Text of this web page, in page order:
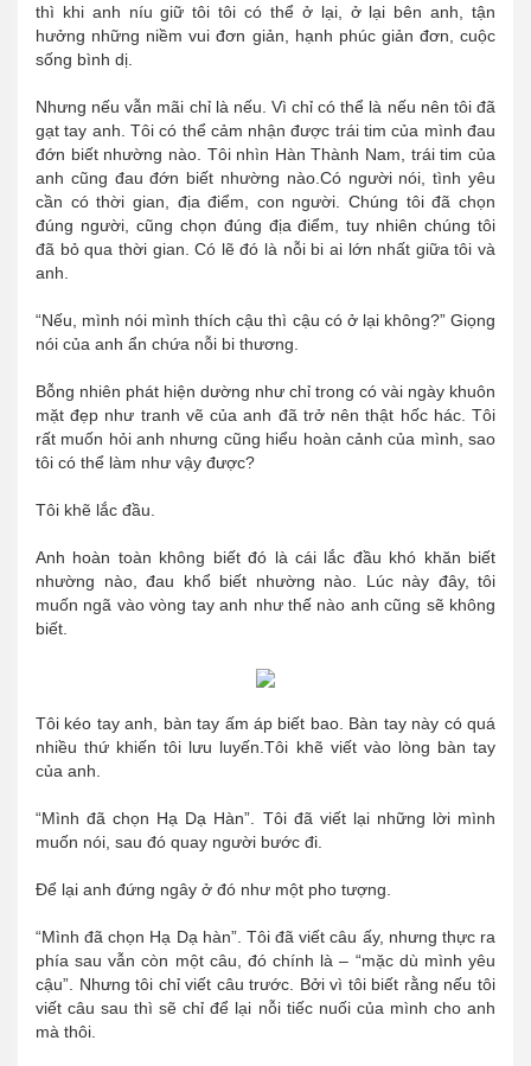
thì khi anh níu giữ tôi tôi có thể ở lại, ở lại bên anh, tận
hưởng những niềm vui đơn giản, hạnh phúc giản đơn, cuộc
sống bình dị.
Nhưng nếu vẫn mãi chỉ là nếu. Vì chỉ có thể là nếu nên tôi đã
gạt tay anh. Tôi có thể cảm nhận được trái tim của mình đau
đớn biết nhường nào. Tôi nhìn Hàn Thành Nam, trái tim của
anh cũng đau đớn biết nhường nào.Có người nói, tình yêu
cần có thời gian, địa điểm, con người. Chúng tôi đã chọn
đúng người, cũng chọn đúng địa điểm, tuy nhiên chúng tôi
đã bỏ qua thời gian. Có lẽ đó là nỗi bi ai lớn nhất giữa tôi và
anh.
“Nếu, mình nói mình thích cậu thì cậu có ở lại không?” Giọng
nói của anh ẩn chứa nỗi bi thương.
Bỗng nhiên phát hiện dường như chỉ trong có vài ngày khuôn
mặt đẹp như tranh vẽ của anh đã trở nên thật hốc hác. Tôi
rất muốn hỏi anh nhưng cũng hiểu hoàn cảnh của mình, sao
tôi có thể làm như vậy được?
Tôi khẽ lắc đầu.
Anh hoàn toàn không biết đó là cái lắc đầu khó khăn biết
nhường nào, đau khổ biết nhường nào. Lúc này đây, tôi
muốn ngã vào vòng tay anh như thế nào anh cũng sẽ không
biết.
Tôi kéo tay anh, bàn tay ấm áp biết bao. Bàn tay này có quá
nhiều thứ khiến tôi lưu luyến.Tôi khẽ viết vào lòng bàn tay
của anh.
“Mình đã chọn Hạ Dạ Hàn”. Tôi đã viết lại những lời mình
muốn nói, sau đó quay người bước đi.
Để lại anh đứng ngây ở đó như một pho tượng.
“Mình đã chọn Hạ Dạ hàn”. Tôi đã viết câu ấy, nhưng thực ra
phía sau vẫn còn một câu, đó chính là – “mặc dù mình yêu
cậu”. Nhưng tôi chỉ viết câu trước. Bởi vì tôi biết rằng nếu tôi
viết câu sau thì sẽ chỉ để lại nỗi tiếc nuối của mình cho anh
mà thôi.